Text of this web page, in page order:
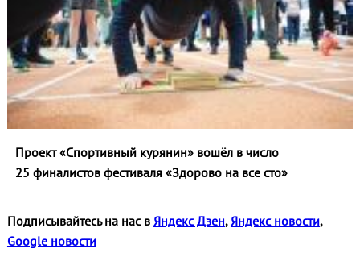
Проект «Спортивный курянин» вошёл в число
25 финалистов фестиваля «Здорово на все сто»
Подписывайтесь на нас в Яндекс Дзен, Яндекс новости,
Google новости